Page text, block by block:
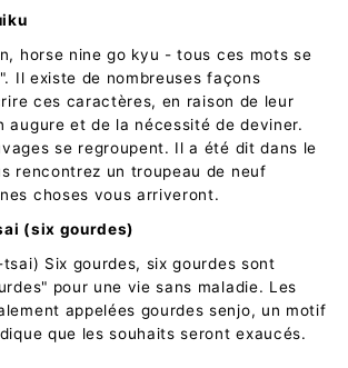
horse nine go kyu - tous ces mots se
Il existe de nombreuses façons
ces caractères, en raison de leur
augure et de la nécessité de deviner.
se regroupent. Il a été dit dans le
rencontrez un troupeau de neuf
choses vous arriveront.
(six gourdes)
Six gourdes, six gourdes sont
pour une vie sans maladie. Les
appelées gourdes senjo, un motif
que les souhaits seront exaucés.